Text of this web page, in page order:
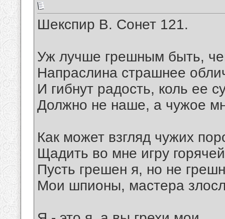
Шекспир В. Сонет 121.
Уж лучше грешным быть,
Напраслина страшнее
И гибнут радость, коль ее
Должно не наше, а чужое
Как может взгляд чужих
Щадить во мне игру
Пусть грешен я, но не
Мои шпионы, мастера